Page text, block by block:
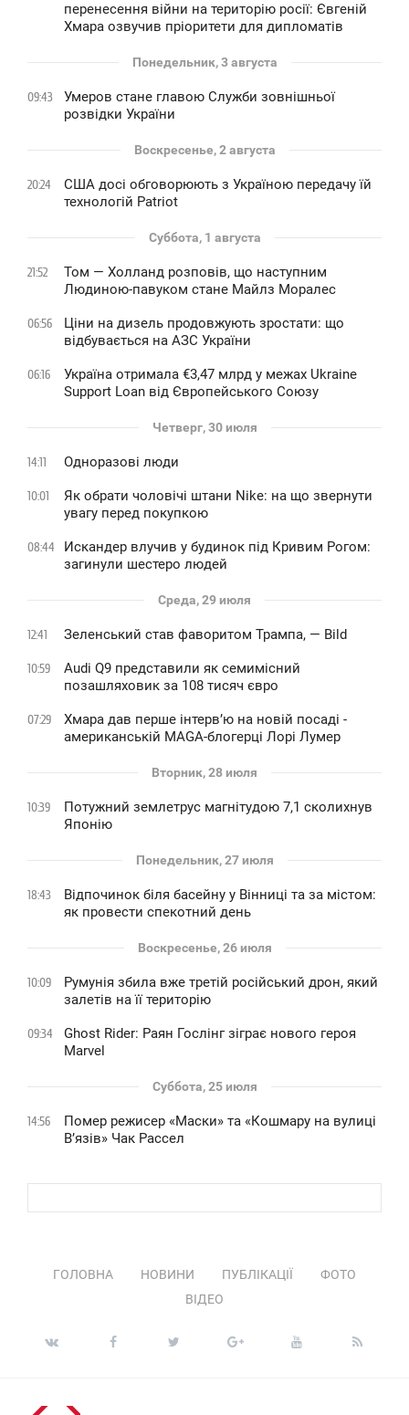
перенесення війни на територію росії: Євгеній
Хмара озвучив пріоритети для дипломатів
Понедельник, 3 августа
09:43
Умеров стане главою Служби зовнішньої
розвідки України
Воскресенье, 2 августа
20:24
США досі обговорюють з Україною передачу їй
технологій Patriot
Суббота, 1 августа
21:52
Том — Холланд розповів, що наступним
Людиною-павуком стане Майлз Моралес
06:56
Ціни на дизель продовжують зростати: що
відбувається на АЗС України
06:16
Україна отримала €3,47 млрд у межах Ukraine
Support Loan від Європейського Союзу
Четверг, 30 июля
14:11 Одноразові люди
10:01
Як обрати чоловічі штани Nike: на що звернути
увагу перед покупкою
08:44
Искандер влучив у будинок під Кривим Рогом:
загинули шестеро людей
Среда, 29 июля
12:41 Зеленський став фаворитом Трампа, — Bild
10:59
Audi Q9 представили як семимісний
позашляховик за 108 тисяч євро
07:29
Хмара дав перше інтервʼю на новій посаді -
американській MAGA-блогерці Лорі Лумер
Вторник, 28 июля
10:39
Потужний землетрус магнітудою 7,1 сколихнув
Японію
Понедельник, 27 июля
18:43
Відпочинок біля басейну у Вінниці та за містом:
як провести спекотний день
Воскресенье, 26 июля
10:09
Румунія збила вже третій російський дрон, який
залетів на її територію
09:34
Ghost Rider: Раян Гослінг зіграє нового героя
Marvel
Суббота, 25 июля
14:56
Помер режисер «Маски» та «Кошмару на вулиці
В’язів» Чак Рассел
ГОЛОВНА НОВИНИ ПУБЛІКАЦІЇ
ФОТО
ВІДЕО